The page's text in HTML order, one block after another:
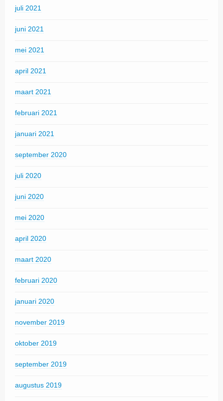
juli 2021
juni 2021
mei 2021
april 2021
maart 2021
februari 2021
januari 2021
september 2020
juli 2020
juni 2020
mei 2020
april 2020
maart 2020
februari 2020
januari 2020
november 2019
oktober 2019
september 2019
augustus 2019